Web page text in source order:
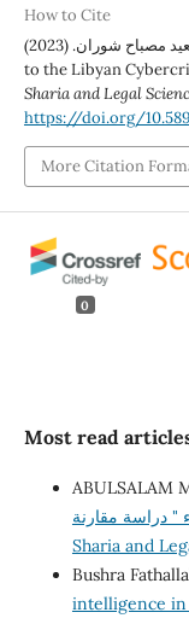
How to Cite
جميلة سعيد مصباح شوران. (2023). The crime of illegal entry according
to the Libyan
Sharia and Legal
https://doi.org/
More Citation
0
Most read
ABULSALAM
Sharia and
Bushra
intelligence in